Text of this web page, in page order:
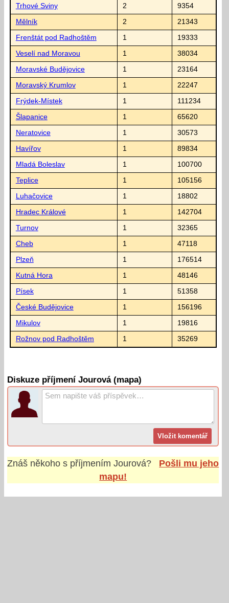
Trhové Sviny 2 9354
Mělník 2 21343
Frenštát pod Radhoštěm 1 19333
Veselí nad Moravou 1 38034
Moravské Budějovice 1 23164
Moravský Krumlov 1 22247
Frýdek-Místek 1 111234
Šlapanice 1 65620
Neratovice 1 30573
Havířov 1 89834
Mladá Boleslav 1 100700
Teplice 1 105156
Luhačovice 1 18802
Hradec Králové 1 142704
Turnov 1 32365
Cheb 1 47118
Plzeň 1 176514
Kutná Hora 1 48146
Písek 1 51358
České Budějovice 1 156196
Mikulov 1 19816
Rožnov pod Radhoštěm 1 35269
Diskuze příjmení Jourová (mapa)
Znáš někoho s příjmenímJourová?
Pošli mu jeho
mapu!